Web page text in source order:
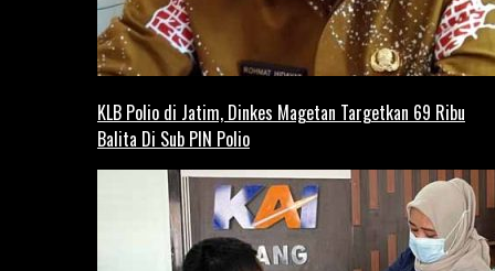
KLB Polio di Jatim, Dinkes Magetan Targetkan 69 Ribu
Balita Di Sub PIN Polio